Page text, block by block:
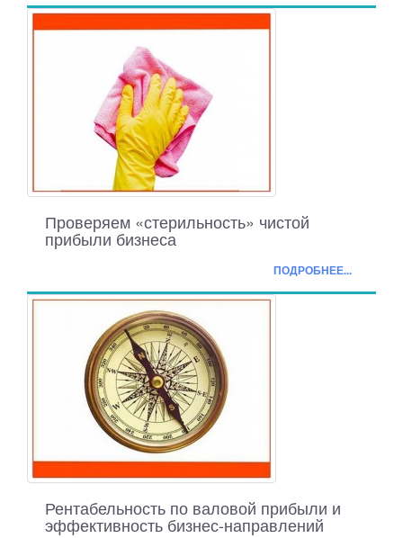
Проверяем «стерильность» чистой
прибыли бизнеса
ПОДРОБНЕЕ...
Рентабельность по валовой прибыли и
эффективность бизнес-направлений